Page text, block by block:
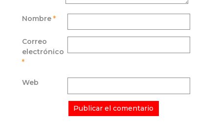
Nombre *
Correo
electrónico
*
Web